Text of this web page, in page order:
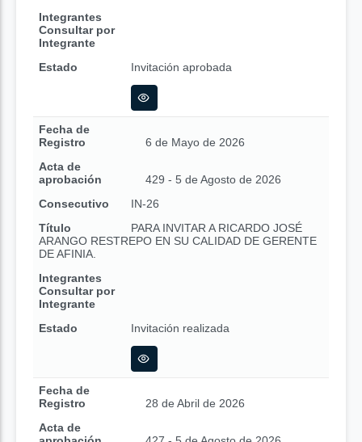
Integrantes
Consultar por
Integrante
Estado
Invitación aprobada
Fecha de
Registro
6 de Mayo de 2026
Acta de
aprobación
429 - 5 de Agosto de 2026
Consecutivo
IN-26
Título
PARA INVITAR A RICARDO JOSÉ
ARANGO RESTREPO EN SU CALIDAD DE GERENTE
DE AFINIA.
Integrantes
Consultar por
Integrante
Estado
Invitación realizada
Fecha de
Registro
28 de Abril de 2026
Acta de